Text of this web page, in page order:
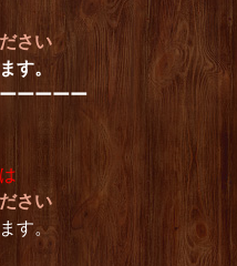
さい
す。
ーーーー
は
さい
す。